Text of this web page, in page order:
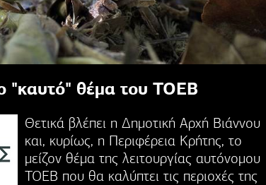
"καυτό" θέμα του ΤΟΕΒ
Θετικά βλέπει η Δημοτική Αρχή Βιάννου
και, κυρίως, η Περιφέρεια Κρήτης, το
μείζον θέμα της λειτουργίας αυτόνομου
ΤΟΕΒ που θα καλύπτει τις περιοχές της